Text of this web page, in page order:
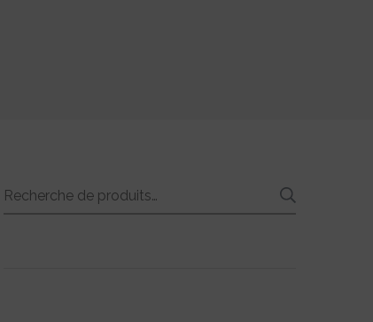
Recherche